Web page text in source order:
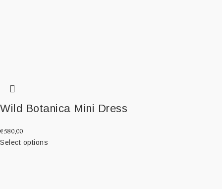
Wild Botanica Mini Dress
€580,00
Select options